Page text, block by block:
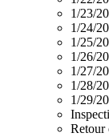
1/23/
1/24/
1/25/
1/26/
1/27/
1/28/
1/29/
Retour